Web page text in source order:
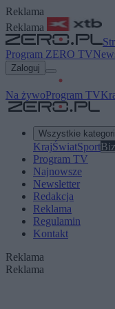
Reklama
Reklama
Program ZERO TV
Zaloguj
Na żywoProgram TV
Wszystkie
KrajŚwiatSport
Program TV
Najnowsze
Newsletter
Redakcja
Reklama
Regulamin
Kontakt
Reklama
Reklama